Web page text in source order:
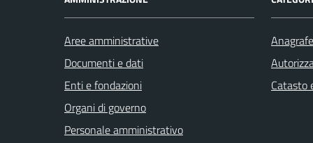
Aree amministrative
Documenti e dati
Enti e fondazioni
Organi di governo
Personale amministrativo
Catasto